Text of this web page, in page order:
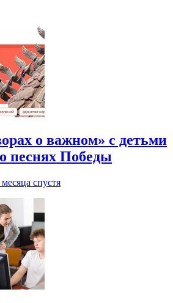
о важном» с детьми
песнях Победы
спустя